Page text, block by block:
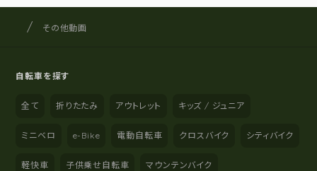
サイト内の現在地
サイクルショップナカゴヤ
その他動画
自転車を探す
全て 折りたたみ アウトレット キッズ / ジュニア
ミニベロ e-Bike 電動自転車 クロスバイク シティバイク
軽快車 子供乗せ自転車 マウンテンバイク